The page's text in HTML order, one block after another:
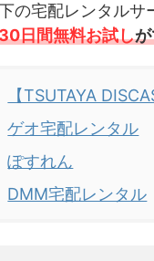
の宅配レンタルサ
日間無料お試し
【TSUTAYA
ゲオ宅配レンタル
ぽすれん
DMM宅配レンタル